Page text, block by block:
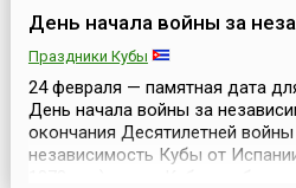
День начала войны за
Праздники Кубы
24 февраля — памятная дата
День начала войны за
окончания Десятилетней
независимость Кубы от